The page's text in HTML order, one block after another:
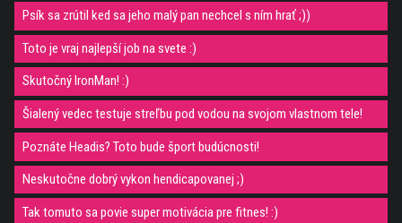
Psík sa zrútil ked sa jeho malý pan nechcel s ním hrať ;))
Toto je vraj najlepší job na svete :)
Skutočný IronMan! :)
Šialený vedec testuje streľbu pod vodou na svojom vlastnom tele!
Poznáte Headis? Toto bude šport budúcnosti!
Neskutočne dobrý vykon hendicapovanej ;)
Tak tomuto sa povie super motivácia pre fitnes! :)